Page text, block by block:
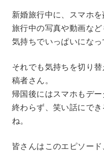
新婚旅行中に、スマホ
旅行中の写真や動画な
気持ちでいっぱいになっ
それでも気持ちを切り
稿者さん。
帰国後にはスマホもデ
終わらず、笑い話にで
ね。
皆さんはこのエピソー